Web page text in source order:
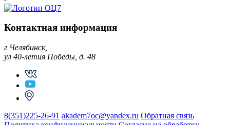
Контактная информация
г Челябинск,
ул 40-летия Победы, д. 48
8(351)225-26-91 akadem7oc@yandex.ru Обратная связь